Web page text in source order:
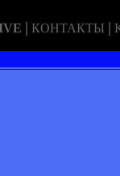
| КОНТАКТЫ |